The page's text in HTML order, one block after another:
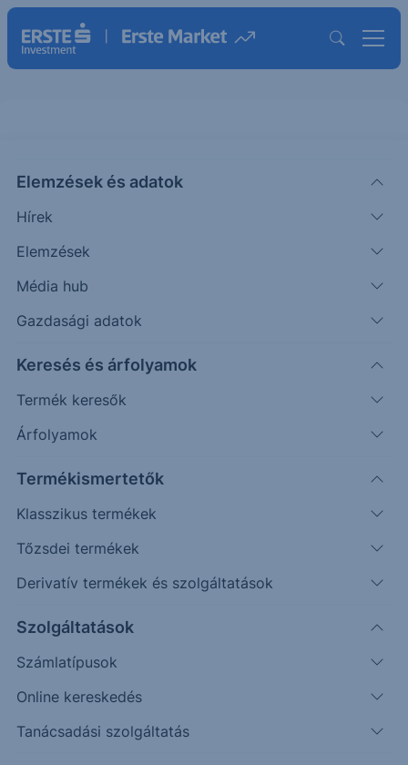
Elemzések és adatok
Hírek
Elemzések
Média hub
Gazdasági adatok
Keresés és árfolyamok
Termék keresők
Árfolyamok
Termékismertetők
Klasszikus termékek
Tőzsdei termékek
Derivatív termékek és szolgáltatások
Szolgáltatások
Számlatípusok
Online kereskedés
Tanácsadási szolgáltatás
BLDP(USA)
BALLARD POWER (BLDP)
2.64 USD
Időpont: 26.08.05. 22:00
Előző záró:
2.64
Árfolyamértesítő rögzítése
További információk kérése
2.6750
2.7250
2.7500